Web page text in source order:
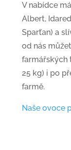
V nabídce
Albert,
Sparťan) a
od nás
farmářských
25 kg) i po
farmě.
Naše ovoce